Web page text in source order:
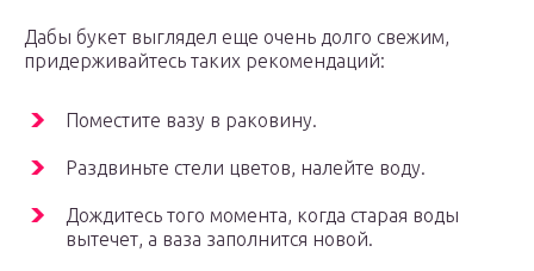
Дабы букет выглядел еще очень долго свежим,
придерживайтесь таких рекомендаций:
Поместите вазу в раковину.
Раздвиньте стели цветов, налейте воду.
Дождитесь того момента, когда старая воды
вытечет, а ваза заполнится новой.